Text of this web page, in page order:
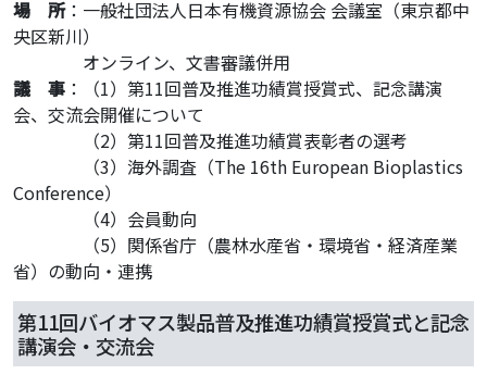
場 所：一般社団法人日本有機資源協会 会議室（東京都中
央区新川）
オンライン、文書審議併用
議 事 ：（1）第11回普及推進功績賞授賞式、記念講演
会、交流会開催について
（2）第11回普及推進功績賞表彰者の選考
（3）海外調査（The 16th European Bioplastics
Conference）
（4）会員動向
（5）関係省庁（農林水産省・環境省・経済産業
省）の動向・連携
第11回バイオマス製品普及推進功績賞授賞式と記念
講演会・交流会